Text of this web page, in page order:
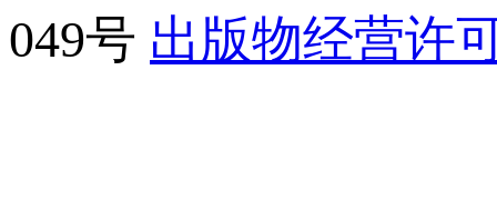
049号 出版物经营许